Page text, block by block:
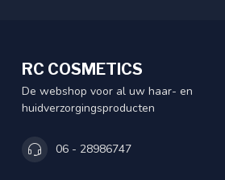
RC COSMETICS
De webshop voor al uw haar- en
huidverzorgingsproducten
06 - 28986747